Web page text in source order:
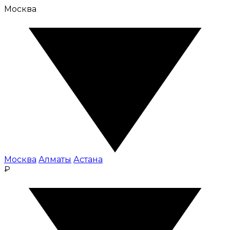
Москва
Москва Алматы Астана
₽